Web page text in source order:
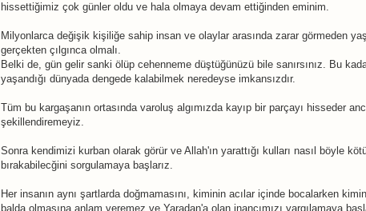
hissettiğimiz çok günler oldu ve hala olmaya devam ettiğinden eminim.
Milyonlarca değişik kişiliğe sahip insan ve olaylar arasında zarar görmeden
gerçekten çılgınca olmalı.
Belki de, gün gelir sanki ölüp cehenneme düştüğünüzü bile sanırsınız. Bu
yaşandığı dünyada dengede kalabilmek neredeyse imkansızdır.
Tüm bu kargaşanın ortasında varoluş algımızda kayıp bir parçayı hisseder
şekillendiremeyiz.
Sonra kendimizi kurban olarak görür ve Allah'ın yarattığı kulları nasıl böyle
bırakabilecğini sorgulamaya başlarız.
Her insanın aynı şartlarda doğmamasını, kiminin acılar içinde bocalarken
balda olmasına anlam veremez ve Yaradan'a olan inancımızı yargılamaya